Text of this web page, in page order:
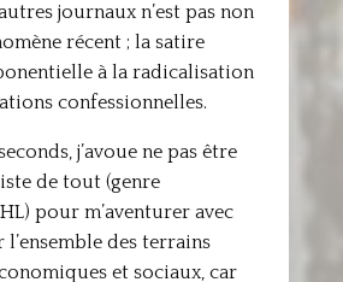
journaux n’est pas non
récent ; la satire
à la radicalisation
confessionnelles.
j’avoue ne pas être
de tout (genre
pour m’aventurer avec
des terrains
et sociaux, car